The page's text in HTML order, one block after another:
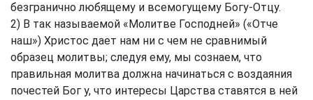
безгранично любящему и всемогущему Богу-Отцу.
2) В так называемой «Молитве Господней» («Отче
наш») Христос дает нам ни с чем не сравнимый
образец молитвы; следуя ему, мы сознаем, что
правильная молитва должна начинаться с воздаяния
почестей Бог у, что интересы Царства ставятся в ней